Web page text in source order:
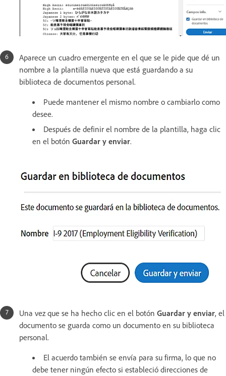
Aparece un cuadro emergente en el que se le pide que dé un
nombre a la plantilla nueva que está guardando a su
biblioteca de documentos personal.
Puede mantener el mismo nombre o cambiarlo como
desee.
Después de definir el nombre de la plantilla, haga clic
en el botón Guardar y enviar.
Una vez que se ha hecho clic en el botón Guardar y enviar, el
documento se guarda como un documento en su biblioteca
personal.
El acuerdo también se envía para su firma, lo que no
debe tener ningún efecto si estableció direcciones de